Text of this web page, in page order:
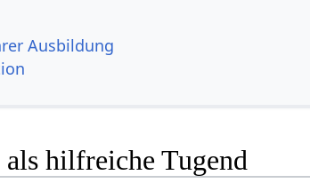
Ausbildung
hilfreiche Tugend